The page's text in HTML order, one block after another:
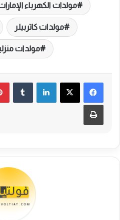
مولدات الكهرباء
مولدات كاتربيلر
مولدات
لينكدإن
طباعة